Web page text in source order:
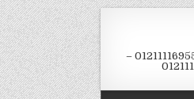
ماكينات التعبئة والتغليف 01211116954 – 01211116955 –